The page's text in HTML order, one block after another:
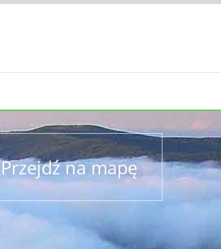
Przejdź na mapę